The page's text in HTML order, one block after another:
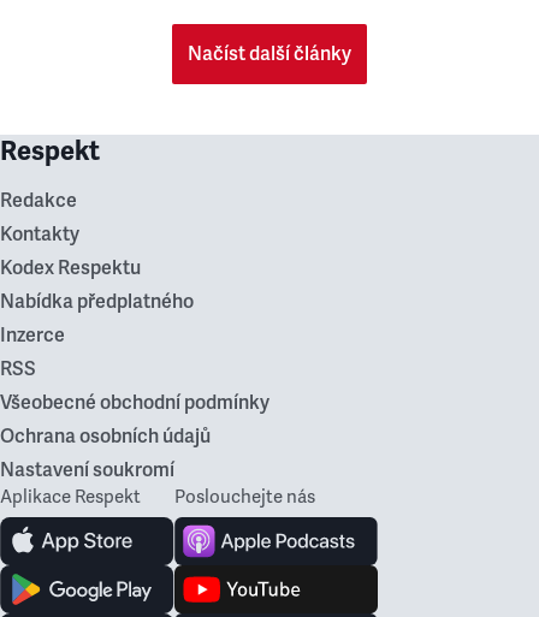
Načíst další články
Respekt
Redakce
Kontakty
Kodex Respektu
Nabídka předplatného
Inzerce
RSS
Všeobecné obchodní podmínky
Ochrana osobních údajů
Nastavení soukromí
Aplikace Respekt Poslouchejte nás